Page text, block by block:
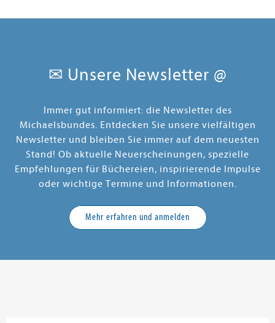
✉ Unsere Newsletter @
Immer gut informiert: die Newsletter des
Michaelsbundes. Entdecken Sie unsere vielfältigen
Newsletter und bleiben Sie immer auf dem neuesten
Stand! Ob aktuelle Neuerscheinungen, spezielle
Empfehlungen für Büchereien, inspirierende Impulse
oder wichtige Termine und Informationen.
Mehr erfahren und anmelden